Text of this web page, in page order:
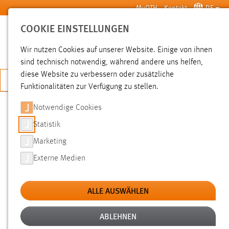
Zum Hauptinhalt springen MyOTH Kontakt DE
SUCHE
JETZT BEWERBEN
Hochschule Aktuelles News der OTH Amberg-Weiden
DEUTSCH-TSCHECHISCHE
SCHÜLERGRUPPE ERKUNDET
STUDIENMÖGLICHKEITEN AN DER
OTH AMBERG-WEIDEN
11.06.2026
COOKIE EINSTELLUNGEN
Wir nutzen Cookies auf unserer Website. Einige von ihnen
sind technisch notwendig, während andere uns helfen,
diese Website zu verbessern oder zusätzliche
Funktionalitäten zur Verfügung zu stellen.
Notwendige Cookies
Statistik
Marketing
Externe Medien
ALLE AUSWÄHLEN
ABLEHNEN